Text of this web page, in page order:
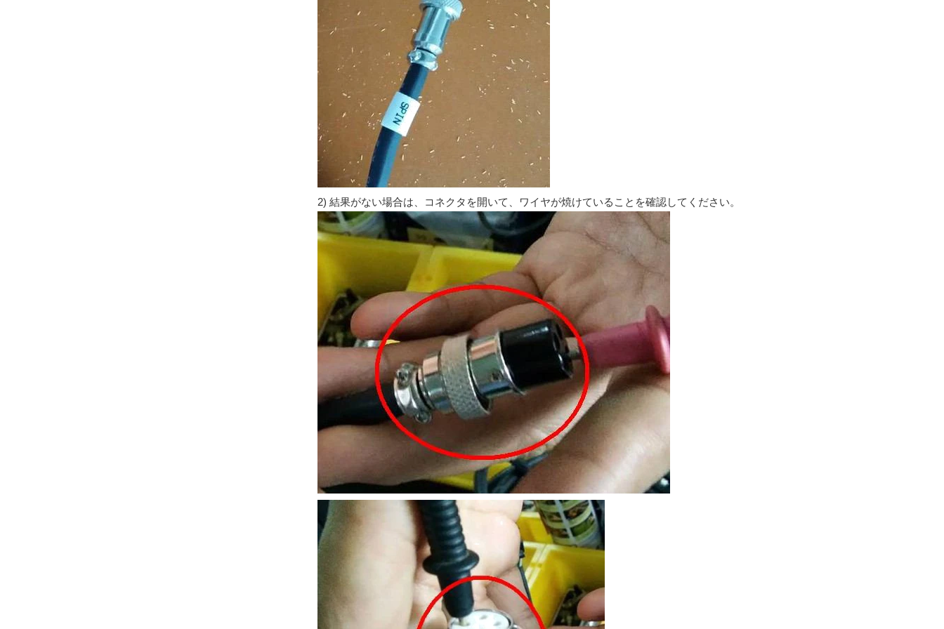
2) 結果がない場合は、コネクタを開いて、ワイヤが焼けていることを確認してください。